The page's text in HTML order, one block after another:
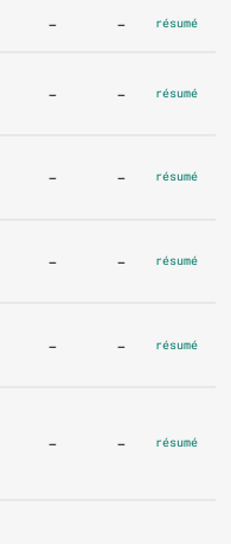
- - résumé
- - résumé
- - résumé
- - résumé
- - résumé
- - résumé